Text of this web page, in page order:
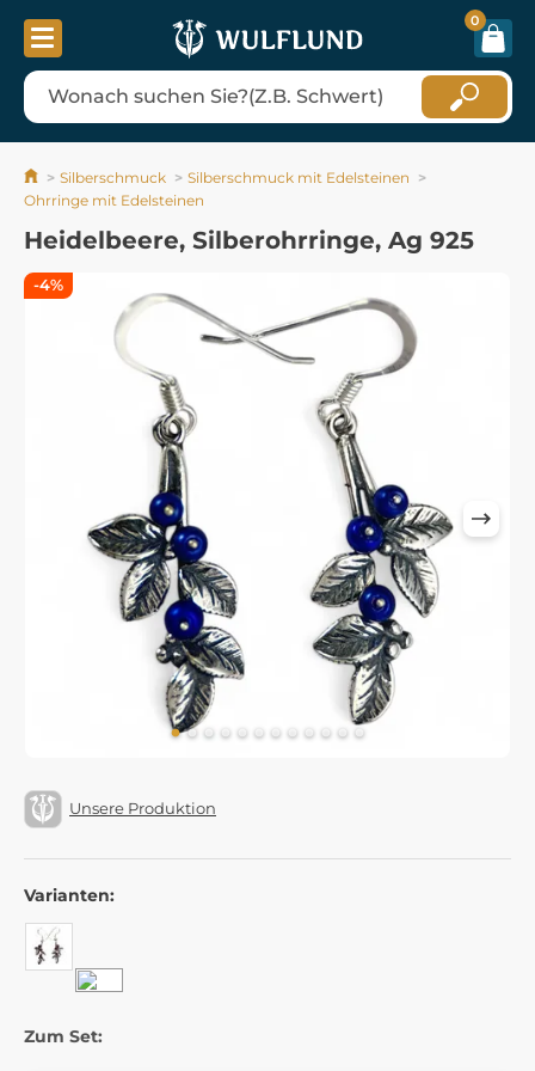
0
Silberschmuck
Silberschmuck mit Edelsteinen
Ohrringe mit Edelsteinen
Heidelbeere, Silberohrringe, Ag 925
Unsere Produktion
Varianten:
Zum Set:
-4%